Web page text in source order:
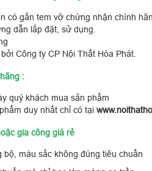
có gắn tem vỡ chứng nhận chính
dẫn lắp đặt, sử dụng.
Công ty CP Nội Thất Hòa Phát.
:
quý khách mua sản phẩm
duy nhất chỉ có tại
gia công giá rẻ
bộ, màu sắc không đúng tiêu chuẩn